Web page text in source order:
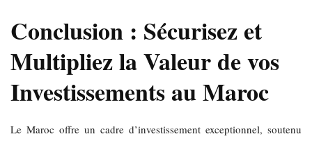
Conclusion : Sécurisez et
Multipliez la Valeur de vos
Investissements au Maroc
Le Maroc offre un cadre d’investissement exceptionnel, soutenu